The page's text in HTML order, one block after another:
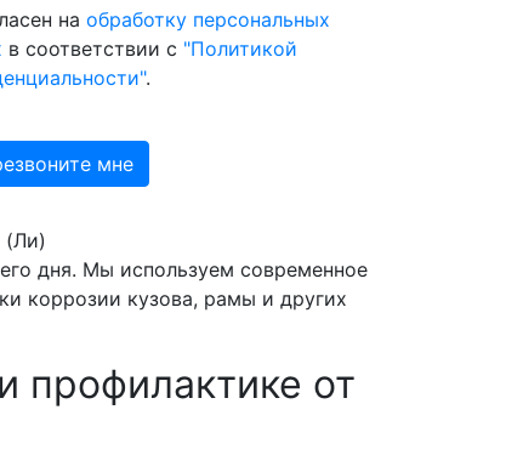
на обработку персональных
в соответствии с "Политикой
.
(Ли)
дня. Мы используем современное
коррозии кузова, рамы и других
профилактике от